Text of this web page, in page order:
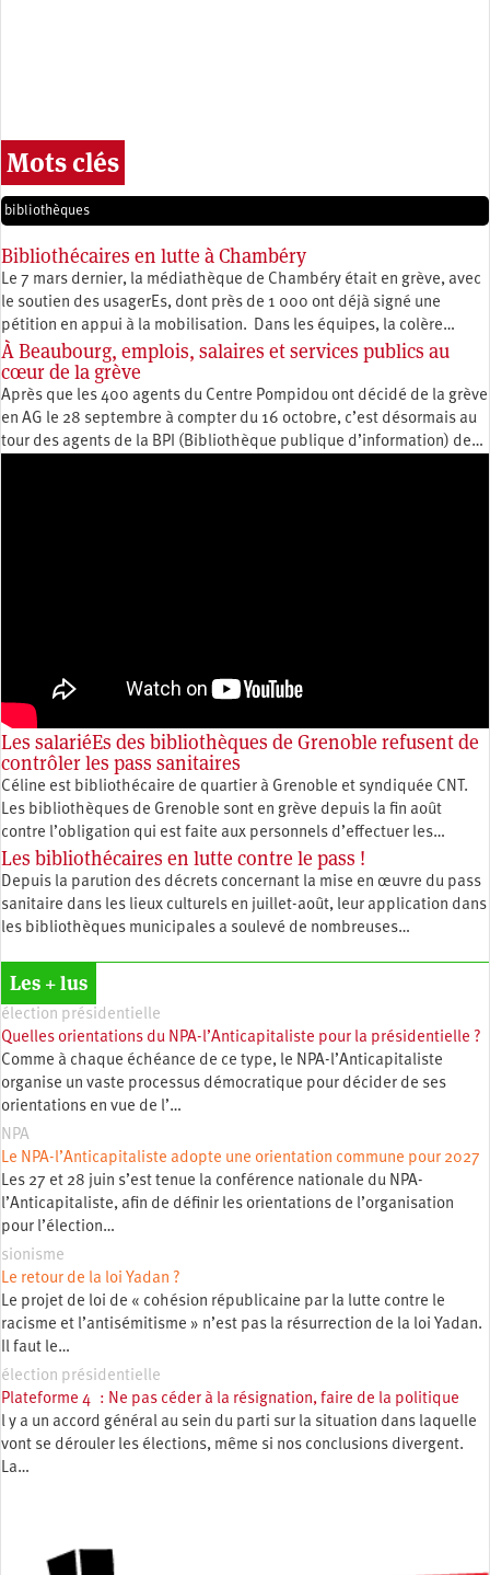
Mots clés
bibliothèques
Bibliothécaires en lutte à Chambéry
Le 7 mars dernier, la médiathèque de Chambéry était en grève, avec
le soutien des usagerEs, dont près de 1 000 ont déjà signé une
pétition en appui à la mobilisation. Dans les équipes, la colère…
À Beaubourg, emplois, salaires et services publics au
cœur de la grève
Après que les 400 agents du Centre Pompidou ont décidé de la grève
en AG le 28 septembre à compter du 16 octobre, c’est désormais au
tour des agents de la BPI (Bibliothèque publique d’information) de…
Les salariéEs des bibliothèques de Grenoble refusent de
contrôler les pass sanitaires
Céline est bibliothécaire de quartier à Grenoble et syndiquée CNT.
Les bibliothèques de Grenoble sont en grève depuis la fin août
contre l’obligation qui est faite aux personnels d’effectuer les…
Les bibliothécaires en lutte contre le pass !
Depuis la parution des décrets concernant la mise en œuvre du pass
sanitaire dans les lieux culturels en juillet-août, leur application dans
les bibliothèques municipales a soulevé de nombreuses…
Les + lus
élection présidentielle
Quelles orientations du NPA-l’Anticapitaliste pour la présidentielle ?
Comme à chaque échéance de ce type, le NPA-l’Anticapitaliste
organise un vaste processus démocratique pour décider de ses
orientations en vue de l’…
NPA
Le NPA-l’Anticapitaliste adopte une orientation commune pour 2027
Les 27 et 28 juin s’est tenue la conférence nationale du NPA-
l’Anticapitaliste, afin de définir les orientations de l’organisation
pour l’élection…
sionisme
Le retour de la loi Yadan ?
Le projet de loi de « cohésion républicaine par la lutte contre le
racisme et l’antisémitisme » n’est pas la résurrection de la loi Yadan.
Il faut le…
élection présidentielle
Plateforme 4 : Ne pas céder à la résignation, faire de la politique
l y a un accord général au sein du parti sur la situation dans laquelle
vont se dérouler les élections, même si nos conclusions divergent.
La…